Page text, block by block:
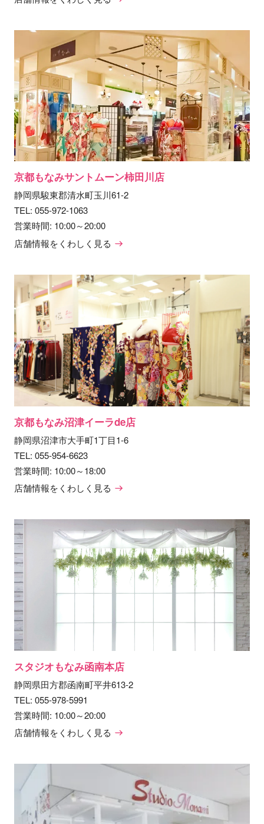
京都もなみサントムーン柿田川店
静岡県駿東郡清水町玉川61-2
TEL: 055-972-1063
営業時間: 10:00～20:00
店舗情報をくわしく見る
京都もなみ沼津イーラde店
静岡県沼津市大手町1丁目1-6
TEL: 055-954-6623
営業時間: 10:00～18:00
店舗情報をくわしく見る
スタジオもなみ函南本店
静岡県田方郡函南町平井613-2
TEL: 055-978-5991
営業時間: 10:00～20:00
店舗情報をくわしく見る